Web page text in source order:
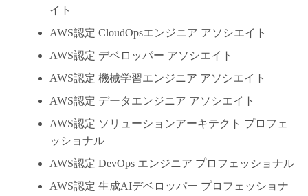
イト
AWS認定 CloudOpsエンジニア アソシエイト
AWS認定 デベロッパー アソシエイト
AWS認定 機械学習エンジニア アソシエイト
AWS認定 データエンジニア アソシエイト
AWS認定 ソリューションアーキテクト プロフェ
ッショナル
AWS認定 DevOps エンジニア プロフェッショナル
AWS認定 生成AIデベロッパー プロフェッショナ